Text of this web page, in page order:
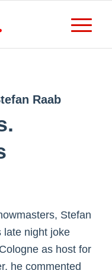
Raab
Stefan
late night joke
as host for
he commented